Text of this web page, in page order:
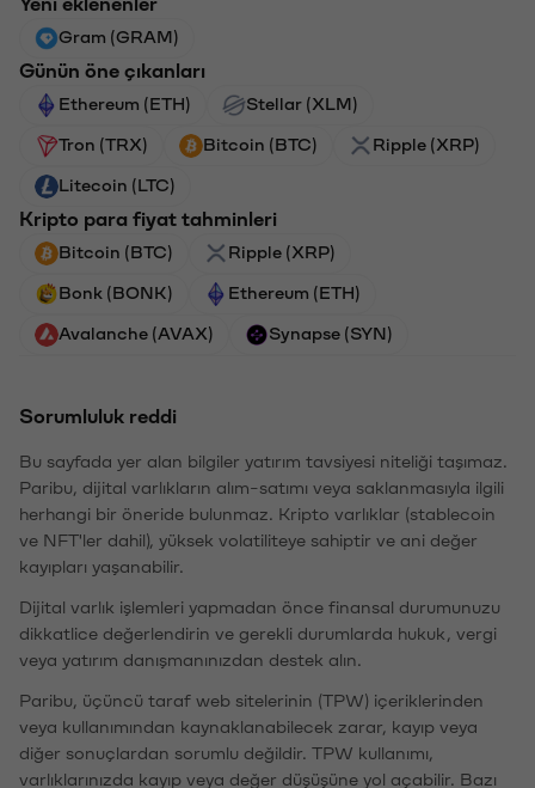
Gram (GRAM)
Günün öne çıkanları
Ethereum (ETH) Stellar (XLM)
Tron (TRX) Bitcoin (BTC) Ripple (XRP)
Litecoin (LTC)
Kripto para fiyat tahminleri
Bitcoin (BTC) Ripple (XRP)
Bonk (BONK) Ethereum (ETH)
Avalanche (AVAX) Synapse (SYN)
Sorumluluk reddi
Bu sayfada yer alan bilgiler yatırım tavsiyesi niteliği taşımaz.
Paribu, dijital varlıkların alım-satımı veya saklanmasıyla ilgili
herhangi bir öneride bulunmaz. Kripto varlıklar (stablecoin
ve NFT'ler dahil), yüksek volatiliteye sahiptir ve ani değer
kayıpları yaşanabilir.
Dijital varlık işlemleri yapmadan önce finansal durumunuzu
dikkatlice değerlendirin ve gerekli durumlarda hukuk, vergi
veya yatırım danışmanınızdan destek alın.
Paribu, üçüncü taraf web sitelerinin (TPW) içeriklerinden
veya kullanımından kaynaklanabilecek zarar, kayıp veya
diğer sonuçlardan sorumlu değildir. TPW kullanımı,
varlıklarınızda kayıp veya değer düşüşüne yol açabilir. Bazı